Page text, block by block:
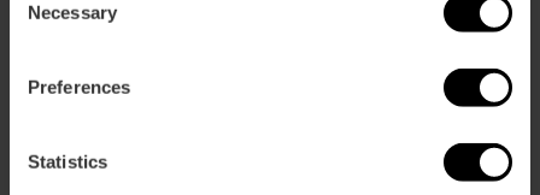
Selection
Necessary
Preferences
Statistics